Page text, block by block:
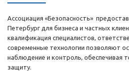
Ассоциация «Безопасность»
Петербург для бизнеса и частных
квалификация специалистов,
современные технологии позволяют
наблюдение и контроль, обеспечивая
защиту.